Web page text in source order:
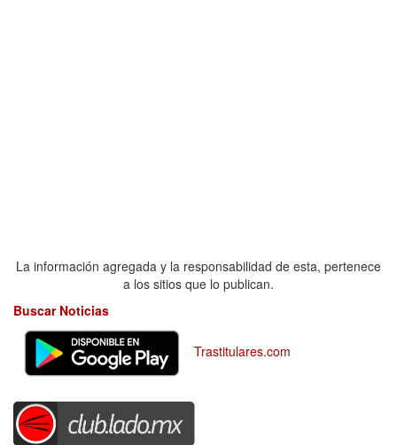
La información agregada y la responsabilidad de esta, pertenece
a los sitios que lo publican.
Buscar Noticias
Trastitulares.com